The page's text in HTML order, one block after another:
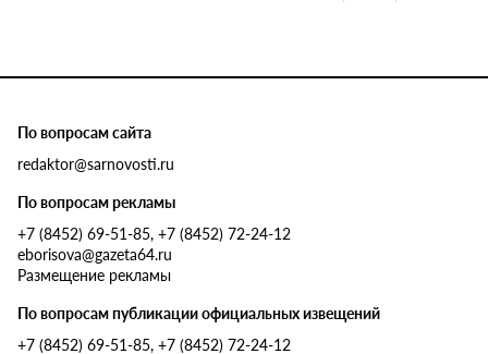
По вопросам сайта
redaktor@sarnovosti.ru
По вопросам рекламы
+7 (8452) 69-51-85, +7 (8452) 72-24-12
eborisova@gazeta64.ru
Размещение рекламы
По вопросам публикации официальных извещений
+7 (8452) 69-51-85, +7 (8452) 72-24-12